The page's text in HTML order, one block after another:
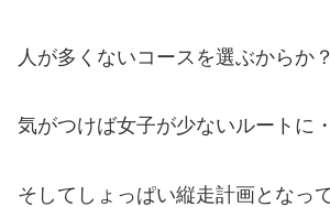
人が多くないコースを選ぶからか？
気がつけば女子が少ないルートに
そしてしょっぱい縦走計画となっ